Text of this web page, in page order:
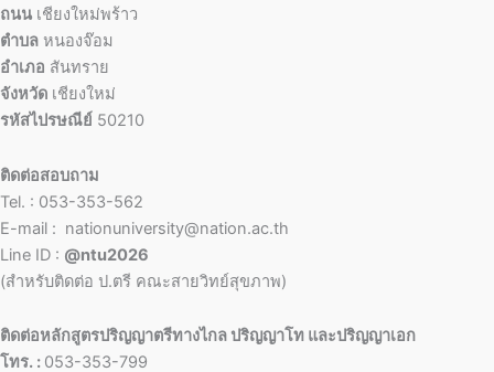
ถนน เชียงใหม่พร้าว
ตำบล หนองจ๊อม
อำเภอ สันทราย
จังหวัด เชียงใหม่
รหัสไปรษณีย์ 50210
ติดต่อสอบถาม
Tel. : 053-353-562
E-mail : nationuniversity@nation.ac.th
Line ID : @ntu2026
(สำหรับติดต่อ ป.ตรี คณะสายวิทย์สุขภาพ)
ติดต่อหลักสูตรปริญญาตรีทางไกล ปริญญาโท และปริญญาเอก
โทร. : 053-353-799